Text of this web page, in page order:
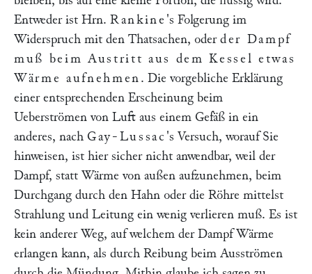
Entweder ist Hrn. Rankine 's Folgerung im
Widerspruch mit den Thatsachen, oder der Dampf
muß beim Austritt aus dem Kessel etwas
Wärme aufnehmen . Die vorgebliche Erklärung
einer entsprechenden Erscheinung beim
Ueberströmen von Luft aus einem Gefäß in ein
anderes, nach Gay-Lussac 's Versuch, worauf Sie
hinweisen, ist hier sicher nicht anwendbar, weil der
Dampf, statt Wärme von außen aufzunehmen, beim
Durchgang durch den Hahn oder die Röhre mittelst
Strahlung und Leitung ein wenig verlieren muß. Es ist
kein anderer Weg, auf welchem der Dampf Wärme
erlangen kann, als durch Reibung beim Ausströmen